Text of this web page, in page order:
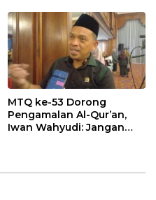
MTQ ke-53 Dorong
Pengamalan Al-Qur’an,
Iwan Wahyudi: Jangan